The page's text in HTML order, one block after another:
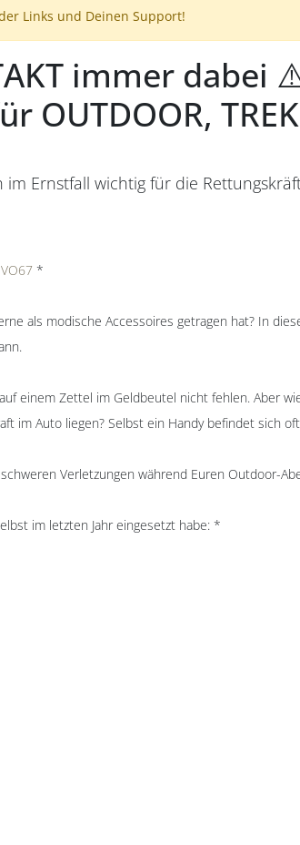
Links und Deinen Support!
immer dabei
OUTDOOR,
Ernstfall wichtig für die
*
als modische Accessoires getragen hat? In
einem Zettel im Geldbeutel nicht fehlen. Aber
im Auto liegen? Selbst ein Handy befindet sich
Verletzungen während Euren Outdoor-
im letzten Jahr eingesetzt habe: *